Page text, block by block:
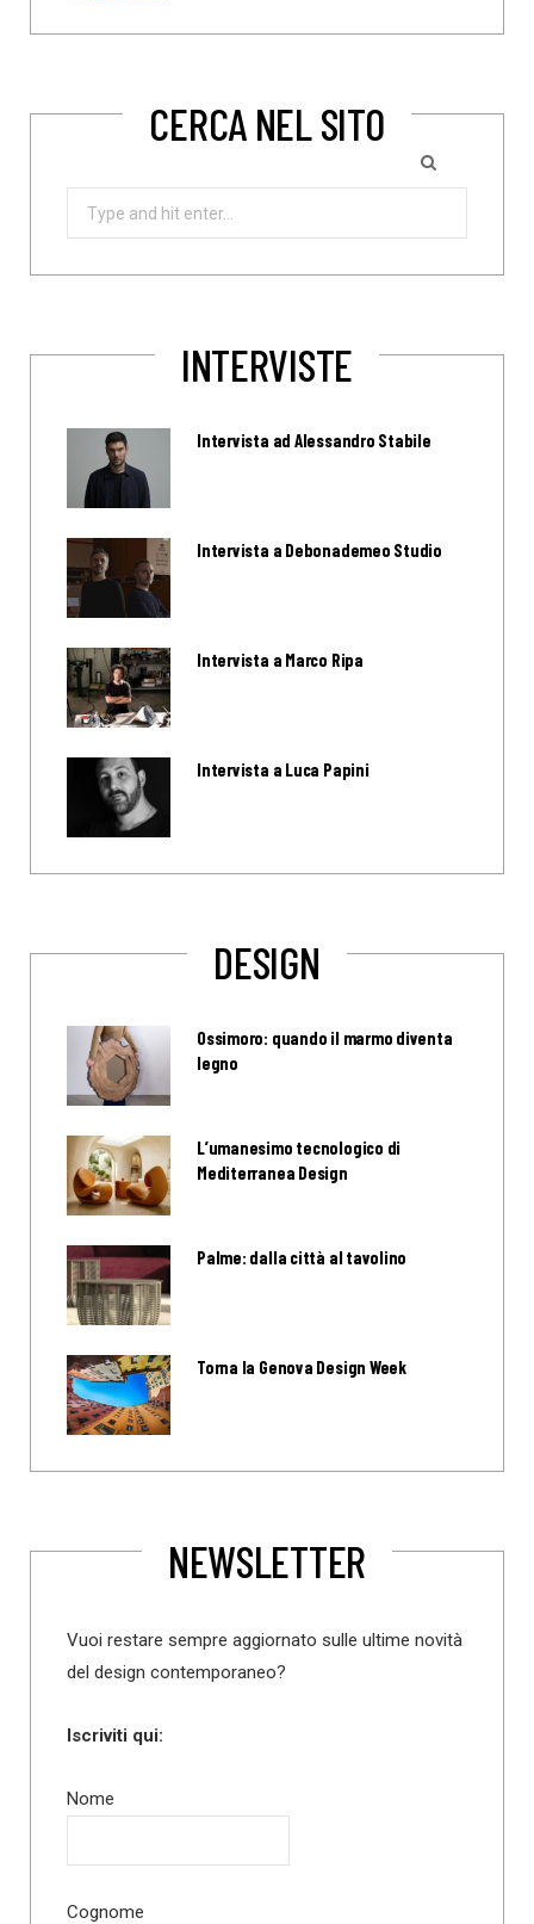
CERCA NEL SITO
INTERVISTE
Intervista ad Alessandro Stabile
Intervista a Debonademeo Studio
Intervista a Marco Ripa
Intervista a Luca Papini
DESIGN
Ossimoro: quando il marmo diventa
legno
L’umanesimo tecnologico di
Mediterranea Design
Palme: dalla città al tavolino
Torna la Genova Design Week
NEWSLETTER
Vuoi restare sempre aggiornato sulle ultime novità
del design contemporaneo?
Iscriviti qui:
Nome
Cognome